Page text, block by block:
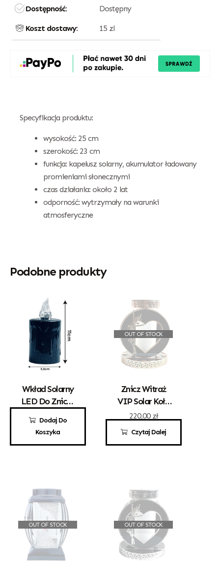
Dostępność: Dostępny
Koszt dostawy: 15 zl
Specyfikacja produktu:
wysokość: 25 cm
szerokość: 23 cm
funkcja: kapelusz solarny, akumulator ładowany
promieniami słonecznymi
czas działania: około 2 lat
odporność: wytrzymały na warunki
atmosferyczne
Podobne produkty
Dodaj Do
Koszyka
Wkład Solarny
LED Do Zniczy
15,00 zł
OUT OF STOCK
Czytaj Dalej
Znicz Witraż
VIP Solar Koło
Złoto
220,00 zł
OUT OF STOCK OUT OF STOCK